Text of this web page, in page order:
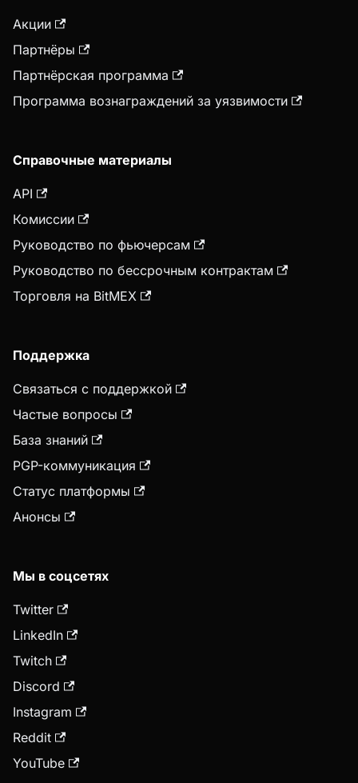
Акции
Партнёры
Партнёрская программа
Программа вознаграждений за уязвимости
Справочные материалы
API
Комиссии
Руководство по фьючерсам
Руководство по бессрочным контрактам
Торговля на BitMEX
Поддержка
Связаться с поддержкой
Частые вопросы
База знаний
PGP-коммуникация
Статус платформы
Анонсы
Мы в соцсетях
Twitter
LinkedIn
Twitch
Discord
Instagram
Reddit
YouTube